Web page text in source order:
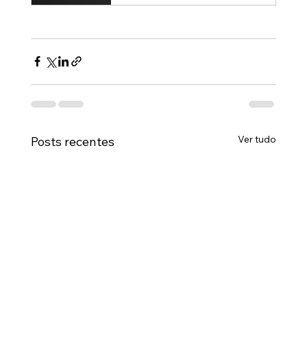
Posts recentes Ver tudo